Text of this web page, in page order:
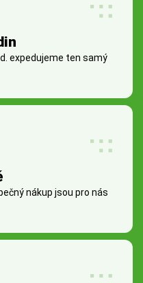
expedujeme ten samý
nákup jsou pro nás